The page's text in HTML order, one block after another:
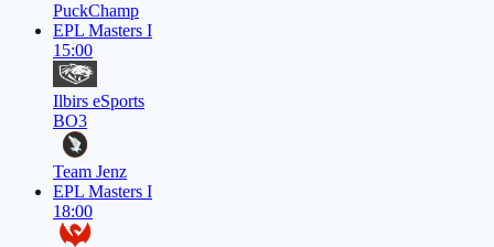
PuckChamp
EPL Masters I
15:00
Ilbirs eSports
BO3
Team Jenz
EPL Masters I
18:00